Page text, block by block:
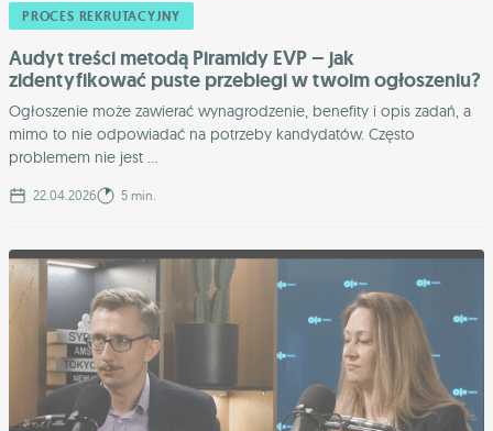
PROCES REKRUTACYJNY
Audyt treści metodą Piramidy EVP – jak
zidentyfikować puste przebiegi w twoim ogłoszeniu?
Ogłoszenie może zawierać wynagrodzenie, benefity i opis zadań, a
mimo to nie odpowiadać na potrzeby kandydatów. Często
problemem nie jest ...
22.04.2026 5 min.